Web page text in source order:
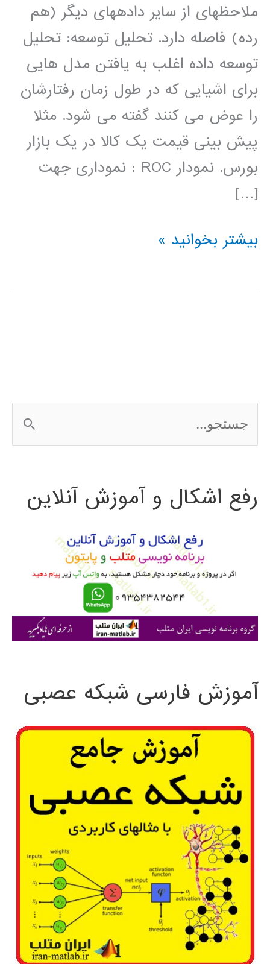
ملاحظه­ای از سایر داده­های دیگر (هم
رده) فاصله دارد. تحلیل توسعه: تحلیل
توسعه داده اغلب به یافتن مدل هایی
برای اشیایی که در طول زمان رفتارشان
را عوض می کنند گفته می شود. مثلا
پیش بینی قیمت یک کالا در یک بازار
بورس. نمودار ROC : نموداری جهت
[…]
تعاریف
داده
بیشتر بخوانید »
س
ج
ی
رفع اشکال و آموزش آنلاین
آموزش فارسی شبکه عصبی